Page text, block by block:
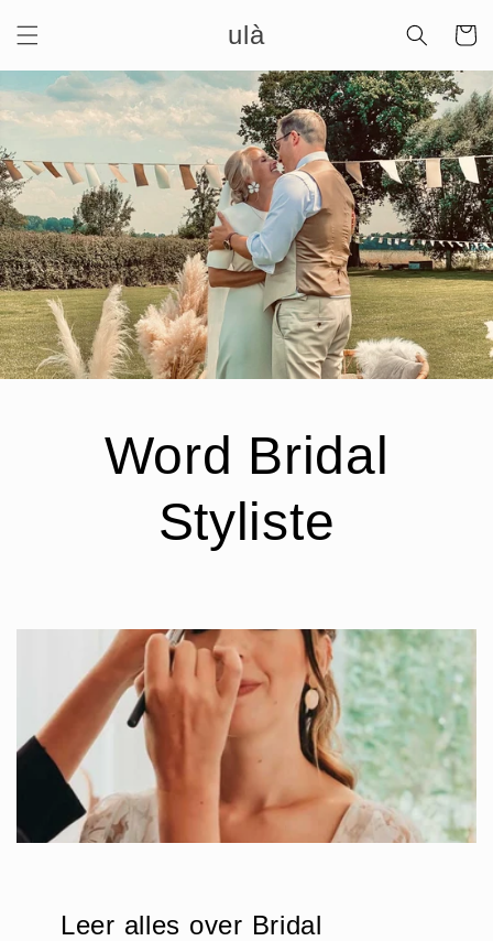
naar de
content
ulà
Word Bridal
Styliste
Leer alles over Bridal